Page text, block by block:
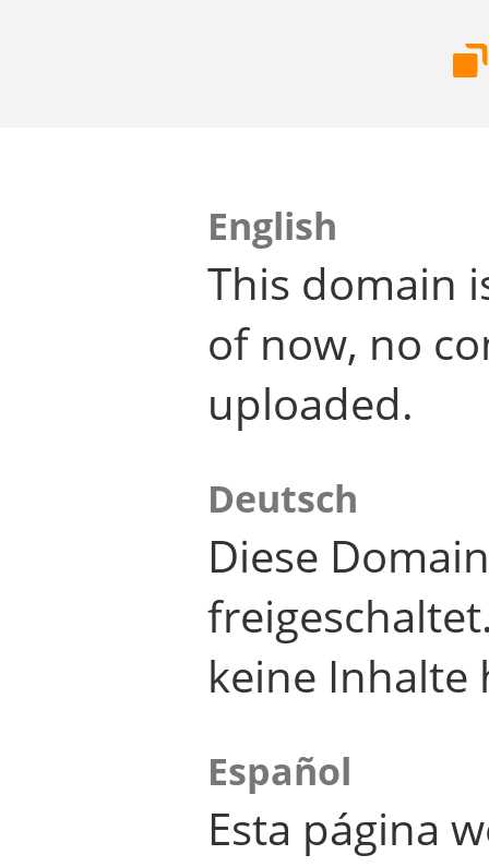
English
This domain
of now, no
uploaded.
Deutsch
Diese
keine Inhalte
Español
Esta página